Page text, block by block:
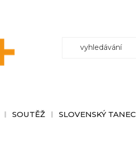
SOUTĚŽ SLOVENSKÝ TANEC